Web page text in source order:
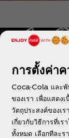
เกี่ยวกับเรา
การตั้งค่า
Coca-Cola และพั
ของเรา เพื่อแสดง
วัตถุประสงค์ของเ
เกี่ยวกับวิธีการที่เ
ทั้งหมด เลือกทีละร